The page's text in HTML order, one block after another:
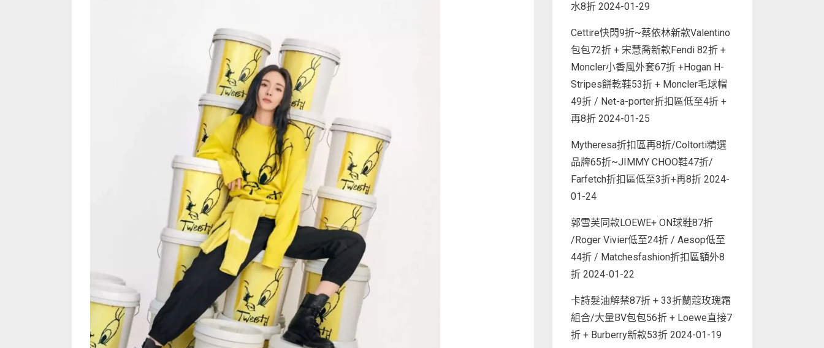
水8折 2024-01-29
Cettire快閃9折~蔡依林新款Valentino
包包72折 + 宋慧喬新款Fendi 82折 +
Moncler小香風外套67折 +Hogan H-
Stripes餅乾鞋53折 + Moncler毛球帽
49折 / Net-a-porter折扣區低至4折 +
再8折 2024-01-25
Mytheresa折扣區再8折/Coltorti精選
品牌65折~JIMMY CHOO鞋47折/
Farfetch折扣區低至3折+再8折 2024-
01-24
郭雪芙同款LOEWE+ ON球鞋87折
/Roger Vivier低至24折 / Aesop低至
44折 / Matchesfashion折扣區額外8
折 2024-01-22
卡詩髮油解禁87折 + 33折蘭蔻玫瑰霜
組合/大量BV包包56折 + Loewe直接7
折 + Burberry新款53折 2024-01-19